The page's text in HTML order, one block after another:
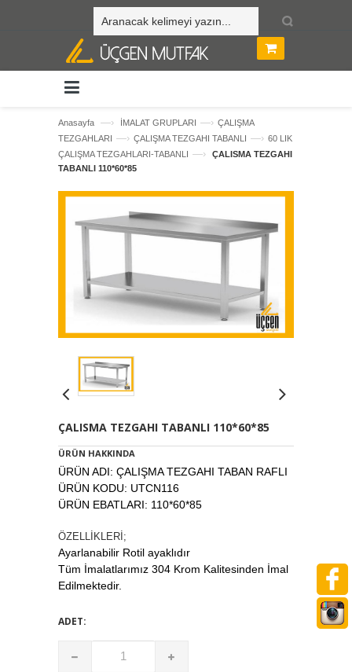
Anasayfa —› İMALAT GRUPLARI —› ÇALIŞMA
TEZGAHLARI —› ÇALIŞMA TEZGAHI TABANLI —› 60 LIK
ÇALIŞMA TEZGAHLARI-TABANLI —›
ÇALISMA TEZGAHI
TABANLI 110*60*85
ÇALISMA TEZGAHI TABANLI 110*60*85
ÜRÜN HAKKINDA
ÜRÜN ADI: ÇALIŞMA TEZGAHI TABAN RAFLI
ÜRÜN KODU: UTCN116
ÜRÜN EBATLARI: 110*60*85
ÖZELLİKLERİ;
Ayarlanabilir Rotil ayaklıdır
Tüm İmalatlarımız 304 Krom Kalitesinden İmal
Edilmektedir.
ADET: